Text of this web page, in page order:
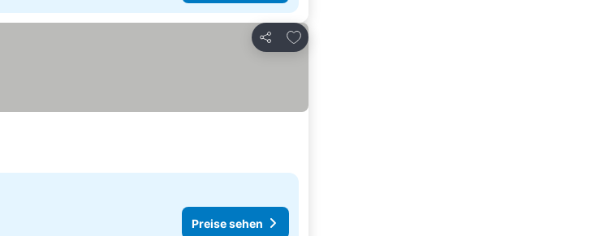
Teilen
Zu Favoriten hinzufügen
Preise sehen